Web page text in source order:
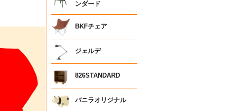
ンダード
BKFチェア
ジェルデ
826STANDARD
バニラオリジナル